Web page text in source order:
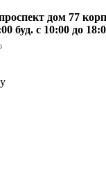
дом 77
буд. с 10:00 до